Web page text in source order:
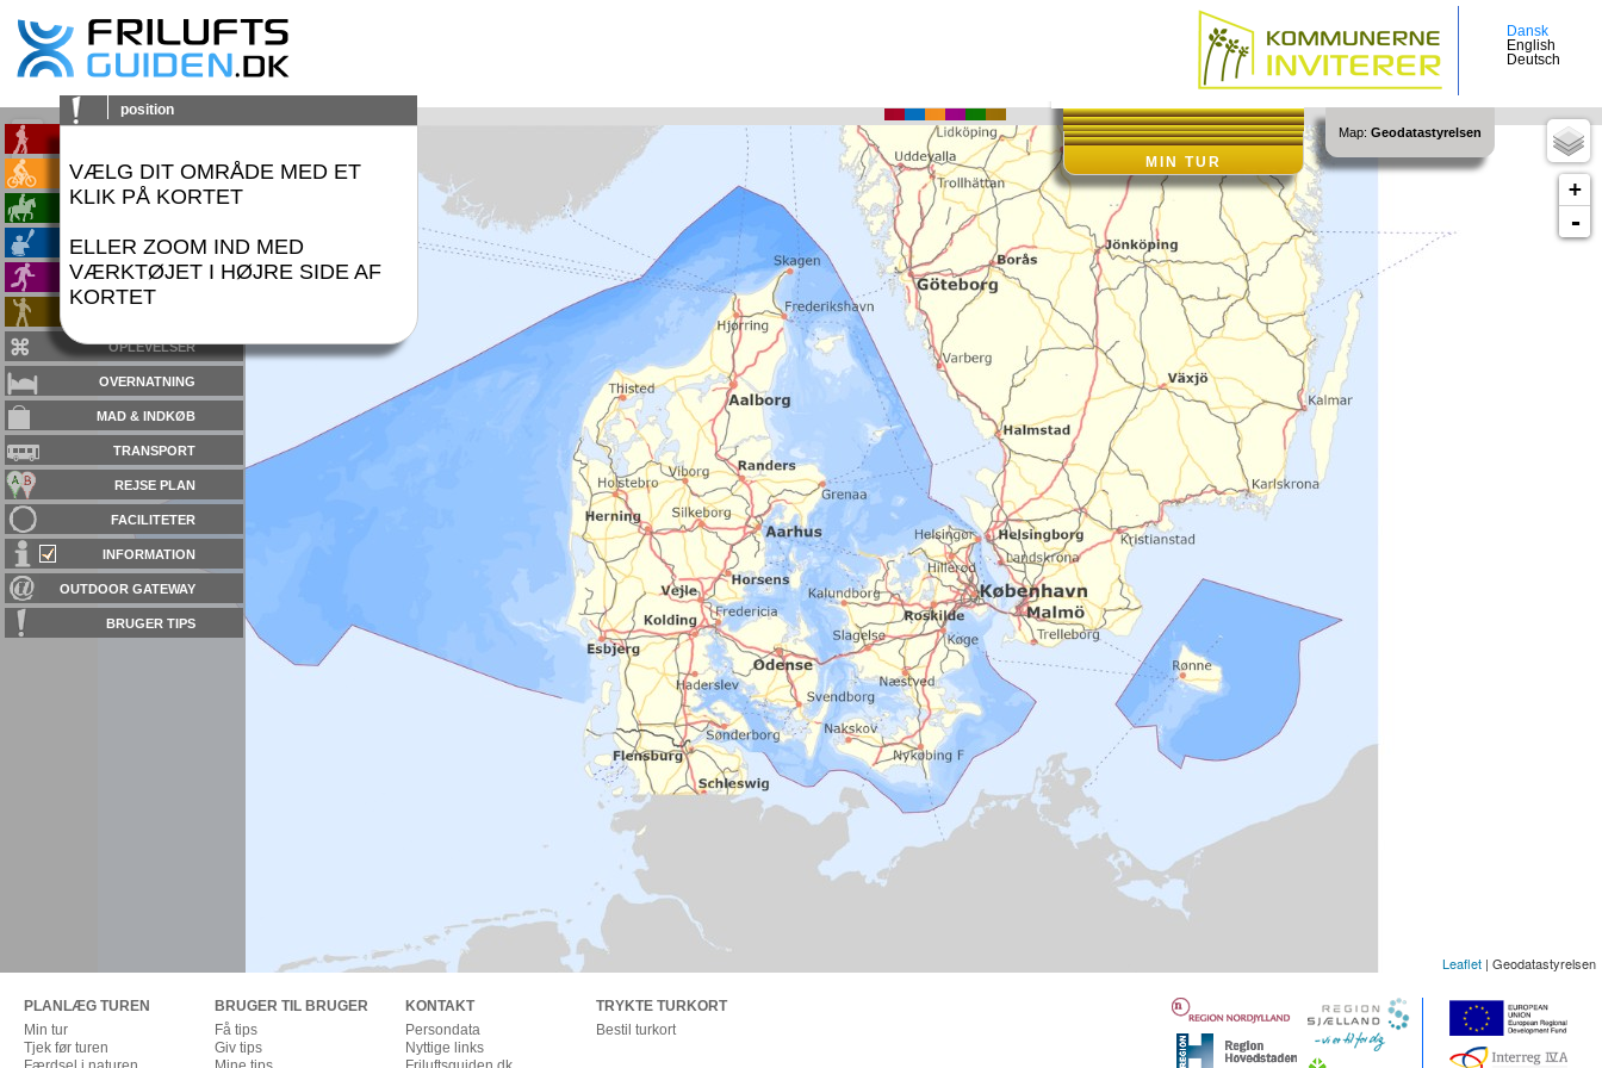
Dansk
English
Deutsch
+
-
+
-
Leaflet | Geodatastyrelsen
CYKLING
RIDNING
SEJLADS
MOTION
OPLEVELSER
OVERNATNING
MAD & INDKØB
TRANSPORT
REJSE PLAN
FACILITETER
INFORMATION
OUTDOOR GATEWAY
BRUGER TIPS
position
VÆLG DIT OMRÅDE MED ET
KLIK PÅ KORTET
ELLER ZOOM IND MED
VÆRKTØJET I HØJRE SIDE AF
KORTET
Map: Geodatastyrelsen
MIN TUR
PLANLÆG TUREN
Min tur
Tjek før turen
BRUGER TIL BRUGER
Få tips
Giv tips
KONTAKT
Persondata
Nyttige links
TRYKTE TURKORT
Bestil turkort